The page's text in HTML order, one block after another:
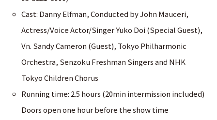
Cast: Danny Elfman, Conducted by John Mauceri,
Actress/Voice Actor/Singer Yuko Doi (Special Guest),
Vn. Sandy Cameron (Guest), Tokyo Philharmonic
Orchestra, Senzoku Freshman Singers and NHK
Tokyo Children Chorus
Running time: 2.5 hours (20min intermission included)
Doors open one hour before the show time